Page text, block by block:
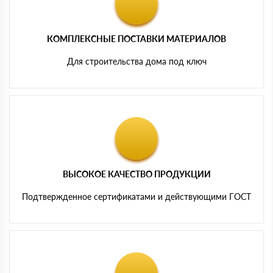
КОМПЛЕКСНЫЕ ПОСТАВКИ МАТЕРИАЛОВ
Для строительства дома под ключ
ВЫСОКОЕ КАЧЕСТВО ПРОДУКЦИИ
Подтвержденное сертификатами и действующими ГОСТ